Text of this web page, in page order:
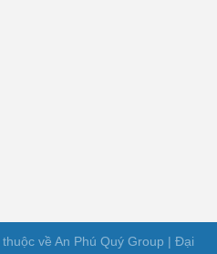
về An Phú Quý Group | Đại